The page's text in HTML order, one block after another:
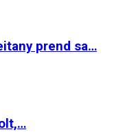
prend sa…